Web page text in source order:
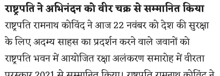
राष्ट्रपति ने अभिनंदन को वीर चक्र से सम्मानित किया
राष्ट्रपति रामनाथ कोविंद ने आज 22 नवंबर को देश की सुरक्षा
के लिए अदम्य साहस का प्रदर्शन करने वाले जवानों को
राष्ट्रपति भवन में आयोजित रक्षा अलंकरण समारोह में वीरता